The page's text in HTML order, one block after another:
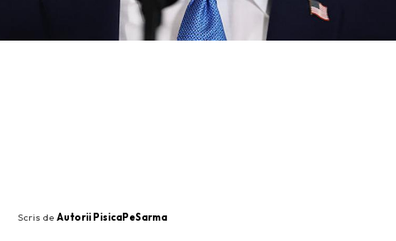
Scris de Autorii PisicaPeSarma